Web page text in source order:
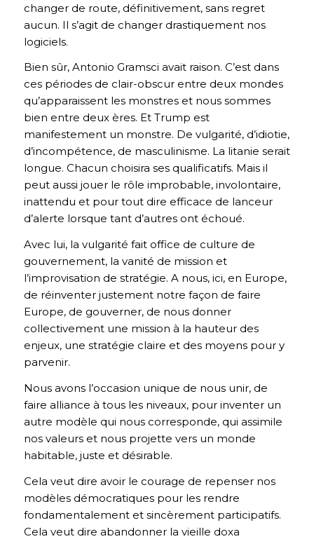
changer de route, définitivement, sans regret
aucun. Il s’agit de changer drastiquement nos
logiciels.
Bien sûr, Antonio Gramsci avait raison. C’est dans
ces périodes de clair-obscur entre deux mondes
qu’apparaissent les monstres et nous sommes
bien entre deux ères. Et Trump est
manifestement un monstre. De vulgarité, d’idiotie,
d’incompétence, de masculinisme. La litanie serait
longue. Chacun choisira ses qualificatifs. Mais il
peut aussi jouer le rôle improbable, involontaire,
inattendu et pour tout dire efficace de lanceur
d’alerte lorsque tant d’autres ont échoué.
Avec lui, la vulgarité fait office de culture de
gouvernement, la vanité de mission et
l’improvisation de stratégie. A nous, ici, en Europe,
de réinventer justement notre façon de faire
Europe, de gouverner, de nous donner
collectivement une mission à la hauteur des
enjeux, une stratégie claire et des moyens pour y
parvenir.
Nous avons l’occasion unique de nous unir, de
faire alliance à tous les niveaux, pour inventer un
autre modèle qui nous corresponde, qui assimile
nos valeurs et nous projette vers un monde
habitable, juste et désirable.
Cela veut dire avoir le courage de repenser nos
modèles démocratiques pour les rendre
fondamentalement et sincèrement participatifs.
Cela veut dire abandonner la vieille doxa